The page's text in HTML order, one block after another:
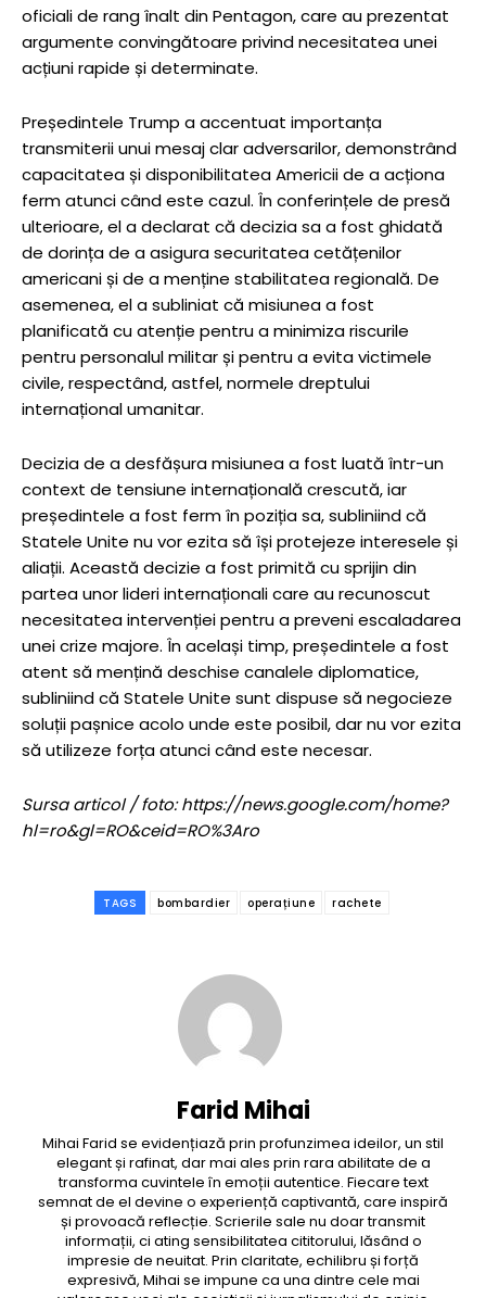
oficiali de rang înalt din Pentagon, care au prezentat
argumente convingătoare privind necesitatea unei
acțiuni rapide și determinate.
Președintele Trump a accentuat importanța
transmiterii unui mesaj clar adversarilor, demonstrând
capacitatea și disponibilitatea Americii de a acționa
ferm atunci când este cazul. În conferințele de presă
ulterioare, el a declarat că decizia sa a fost ghidată
de dorința de a asigura securitatea cetățenilor
americani și de a menține stabilitatea regională. De
asemenea, el a subliniat că misiunea a fost
planificată cu atenție pentru a minimiza riscurile
pentru personalul militar și pentru a evita victimele
civile, respectând, astfel, normele dreptului
internațional umanitar.
Decizia de a desfășura misiunea a fost luată într-un
context de tensiune internațională crescută, iar
președintele a fost ferm în poziția sa, subliniind că
Statele Unite nu vor ezita să își protejeze interesele și
aliații. Această decizie a fost primită cu sprijin din
partea unor lideri internaționali care au recunoscut
necesitatea intervenției pentru a preveni escaladarea
unei crize majore. În același timp, președintele a fost
atent să mențină deschise canalele diplomatice,
subliniind că Statele Unite sunt dispuse să negocieze
soluții pașnice acolo unde este posibil, dar nu vor ezita
să utilizeze forța atunci când este necesar.
Sursa articol / foto: https://news.google.com/home?
hl=ro&gl=RO&ceid=RO%3Aro
TAGS bombardier operațiune rachete
Farid Mihai
Mihai Farid se evidențiază prin profunzimea ideilor, un stil
elegant și rafinat, dar mai ales prin rara abilitate de a
transforma cuvintele în emoții autentice. Fiecare text
semnat de el devine o experiență captivantă, care inspiră
și provoacă reflecție. Scrierile sale nu doar transmit
informații, ci ating sensibilitatea cititorului, lăsând o
impresie de neuitat. Prin claritate, echilibru și forță
expresivă, Mihai se impune ca una dintre cele mai